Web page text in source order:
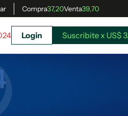
Compra37,20Venta39,70
y elegí hasta
Login Suscribite x US$